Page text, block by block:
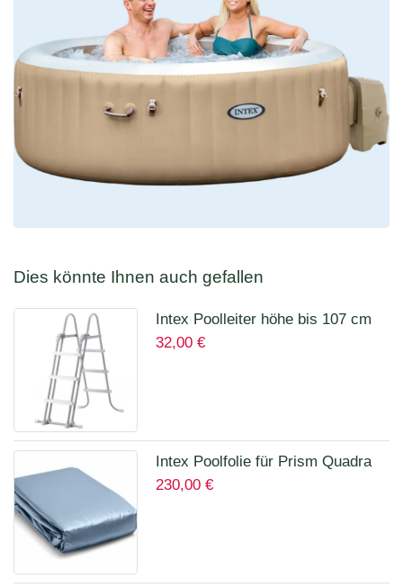
Dies könnte Ihnen auch gefallen
Intex Poolleiter höhe bis 107 cm
28075
32,00 €
Intex Poolfolie für Prism Quadra
400 x 200 x 100 cm 12135A
230,00 €